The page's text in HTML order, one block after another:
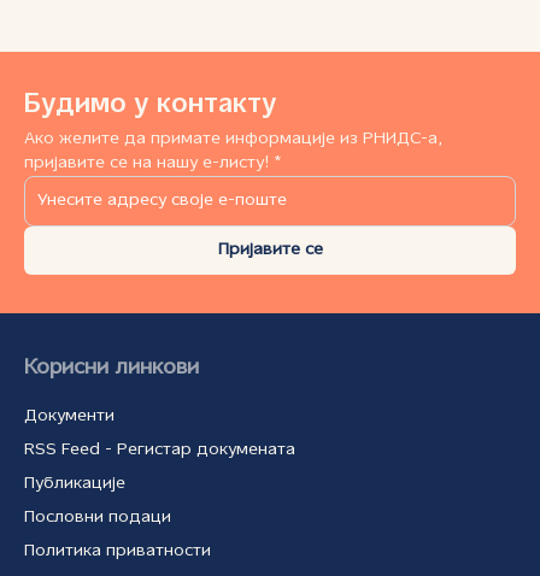
Будимо у контакту
Ако желите да примате информације из РНИДС-а,
пријавите се на нашу е-листу! *
Пријавите се
Корисни линкови
Документи
RSS Feed - Регистар докумената
Публикације
Пословни подаци
Политика приватности